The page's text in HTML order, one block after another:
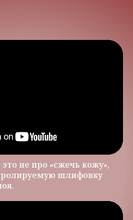
не про «сжечь кожу»,
шлифовку